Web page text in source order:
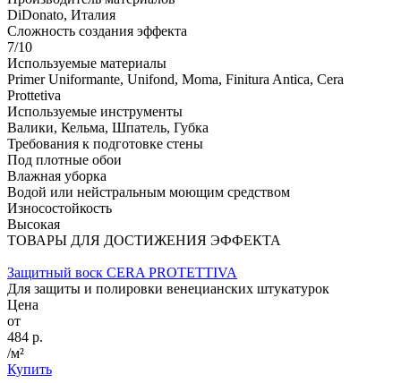
DiDonato, Италия
Сложность создания эффекта
7/10
Используемые материалы
Primer Uniformante, Unifond, Moma, Finitura Antica, Cera
Prottetiva
Используемые инструменты
Валики, Кельма, Шпатель, Губка
Требования к подготовке стены
Под плотные обои
Влажная уборка
Водой или нейстральным моющим средством
Износостойкость
Высокая
ТОВАРЫ ДЛЯ ДОСТИЖЕНИЯ ЭФФЕКТА
Защитный воск CERA PROTETTIVA
Для защиты и полировки венецианских штукатурок
Цена
от
484 р.
/м²
Купить